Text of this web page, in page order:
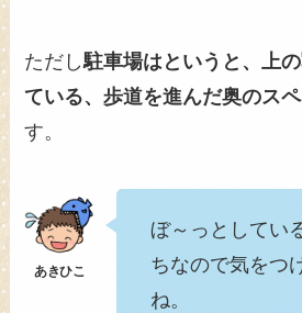
ただし駐車場はというと、上
ている、歩道を進んだ奥のス
す。
ぼ～っとしてい
ちなので気をつ
ね。